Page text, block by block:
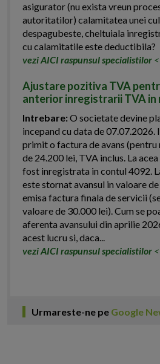
asigurator (nu exista vreun
autoritatilor) calamitatea unei
despagubeste, cheltuiala
cu calamitatile este deductibila?
vezi AICI raspunsul specialistilor
Ajustare pozitiva TVA
anterior inregistrarii TVA in
Intrebare:O societate devine
incepand cu data de 07.07.2026.
primit o factura de avans (pentru
de 24.200 lei, TVA inclus. La
fost inregistrata in contul 4092.
este stornat avansul in valoare
emisa factura finala de servicii
valoare de 30.000 lei). Cum se
aferenta avansului din aprilie
acest lucru si, daca...
vezi AICI raspunsul specialistilor
Urmareste-ne pe Google